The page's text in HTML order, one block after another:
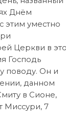
Днём
этим уместно
Церкви в
Господь
поводу. Он и
данном
в Сионе,
Миссури, 7